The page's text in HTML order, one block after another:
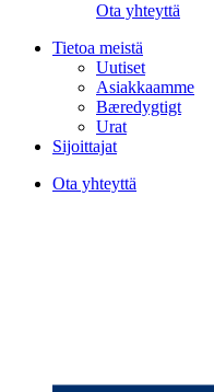
Ota yhteyttä
Tietoa meistä
Uutiset
Asiakkaamme
Bæredygtigt
Urat
Sijoittajat
Ota yhteyttä